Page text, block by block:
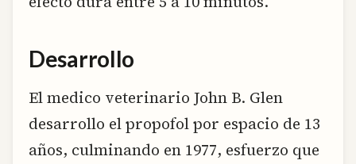
Desarrollo
El medico veterinario John B. Glen
desarrollo el propofol por espacio de 13
años, culminando en 1977, esfuerzo que